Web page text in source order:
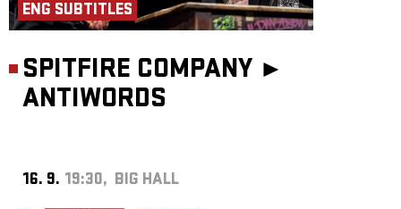
ENG SUBTITLES
SPITFIRE COMPANY ►
ANTIWORDS
16. 9. 19:30, BIG HALL